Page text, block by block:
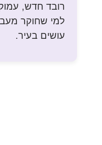
רובד חדש, עמוק
למי שחוקר
עושים בעיר.